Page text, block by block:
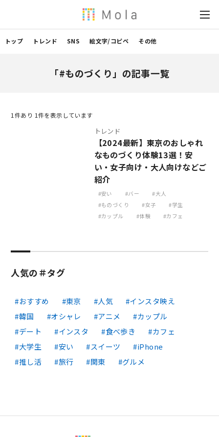
トップ トレンド SNS 絵文字/コピペ その他
「#ものづくり」の記事一覧
1 件あり 1件を表示しています
トレンド
【2024最新】東京のおしゃれ
なものづくり体験13選！安
い・女子向け・大人向けなどご
紹介
安い バー
大人
ものづくり
女子
学生
カップル
体験 カフェ
人気の＃タグ
おすすめ 東京 人気
インスタ映え
韓国
オシャレ アニメ
カップル
デート
インスタ 食べ歩き
カフェ
大学生
安い スイーツ
iPhone
推し活
旅行 関東 グルメ